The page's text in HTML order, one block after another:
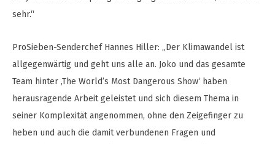
sehr.“
ProSieben-Senderchef Hannes Hiller: „Der Klimawandel ist
allgegenwärtig und geht uns alle an. Joko und das gesamte
Team hinter ‚The World’s Most Dangerous Show‘ haben
herausragende Arbeit geleistet und sich diesem Thema in
seiner Komplexität angenommen, ohne den Zeigefinger zu
heben und auch die damit verbundenen Fragen und